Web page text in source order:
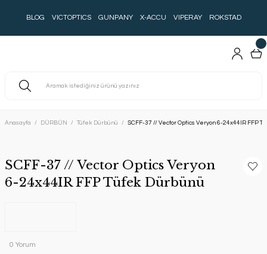
BLOG VICTOPTICS GUNPANY X-ACCU VIPERAY ROKSTAD
Anasayfa DÜRBÜN Tüfek Dürbünü SCFF-37 // Vector Optics Veryon 6-24x44IR FFP
SCFF-37 // Vector Optics Veryon
6-24x44IR FFP Tüfek Dürbünü
0 Yorum